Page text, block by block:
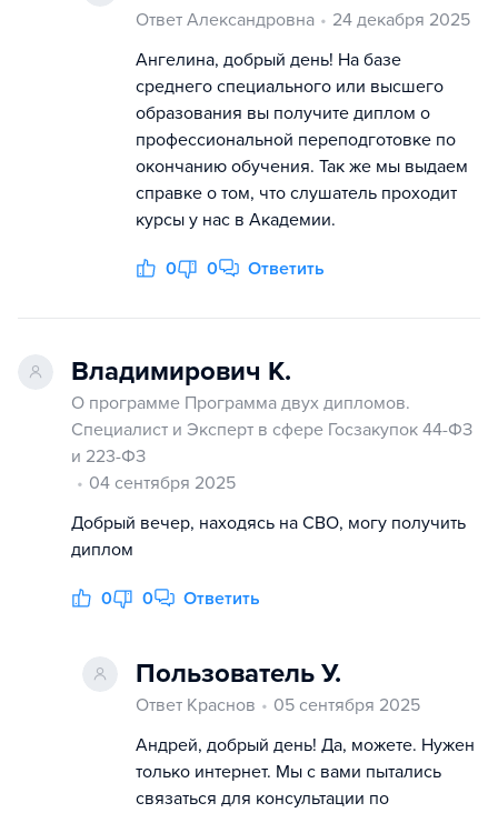
Ответ Александровна
24 декабря 2025
Ангелина, добрый день! На базе
среднего специального или высшего
образования вы получите диплом о
профессиональной переподготовке по
окончанию обучения. Так же мы выдаем
справке о том, что слушатель проходит
курсы у нас в Академии.
0 0 Ответить
Владимирович К.
О программе Программа двух дипломов.
Специалист и Эксперт в сфере Госзакупок 44-ФЗ
и 223-ФЗ
04 сентября 2025
Добрый вечер, находясь на СВО, могу получить
диплом
0 0 Ответить
Пользователь У.
Ответ Краснов
05 сентября 2025
Андрей, добрый день! Да, можете. Нужен
только интернет. Мы с вами пытались
связаться для консультации по